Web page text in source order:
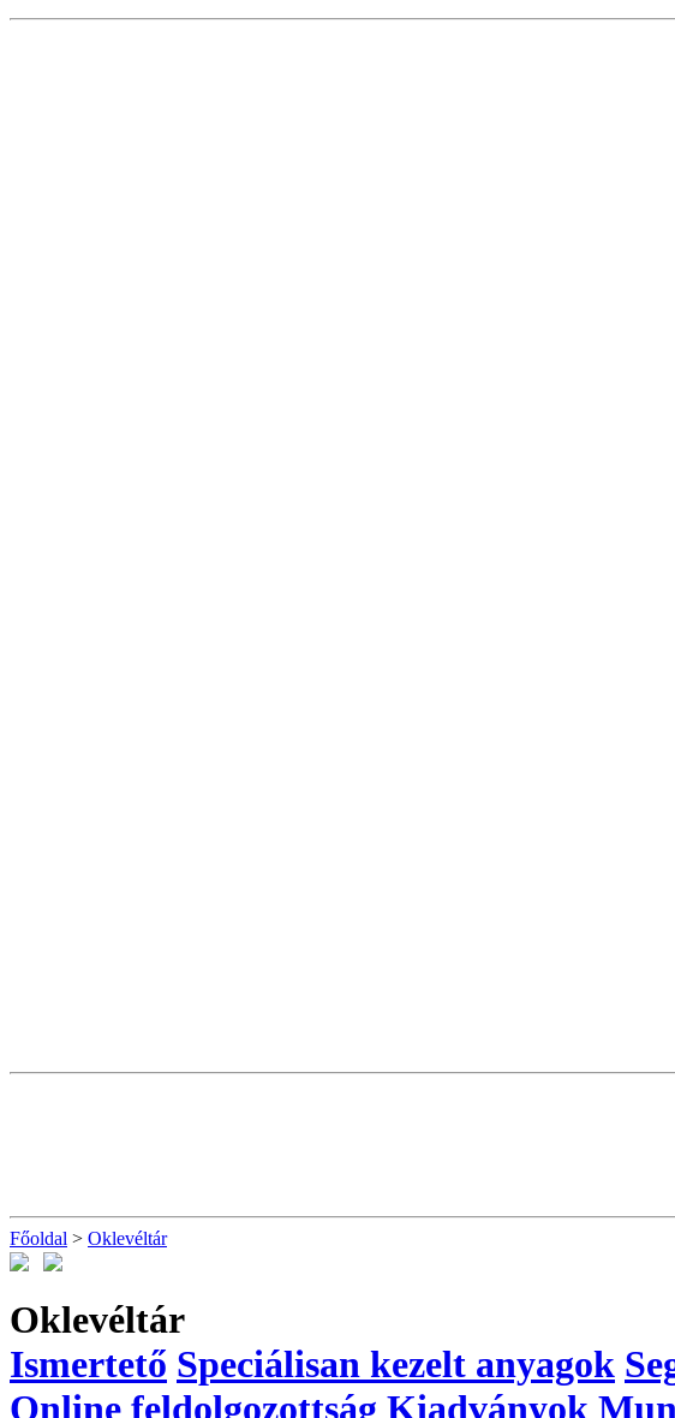
Főoldal > Oklevéltár
Oklevéltár
Ismertető Speciálisan kezelt anyagok
Online feldolgozottság Kiadványok